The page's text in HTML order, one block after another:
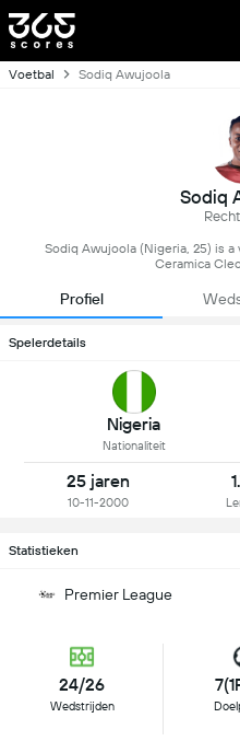
Voetbal Sodiq Awujoola
Sodiq
Sodiq Awujoola (Nigeria, 25) is
Ceramica
Profiel
Spelerdetails
Nigeria
Nationaliteit
25 jaren
10-11-2000
Statistieken
Premier League
24/26
Wedstrijden